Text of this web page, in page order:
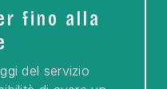
fino alla
del servizio